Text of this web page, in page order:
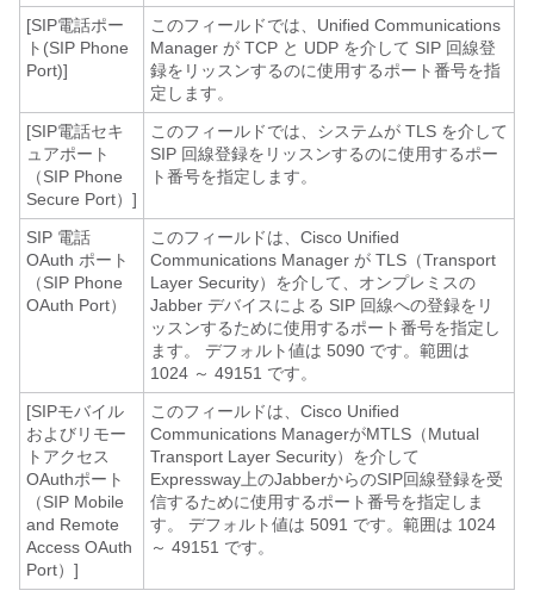
[SIP電話ポー
ト(SIP Phone
Port)]
このフィールドでは、 Unified Communications
Manager が TCP と UDP を介して SIP 回線登
録をリッスンするのに使用するポート番号を指
定します。
[SIP電話セキ
ュアポート
（SIP Phone
Secure Port）]
このフィールドでは、システムが TLS を介して
SIP 回線登録をリッスンするのに使用するポー
ト番号を指定します。
SIP 電話
OAuth ポート
（SIP Phone
OAuth Port）
このフィールドは、Cisco Unified
Communications Manager が TLS（Transport
Layer Security）を介して、オンプレミスの
Jabber デバイスによる SIP 回線への登録をリ
ッスンするために使用するポート番号を指定し
ます。 デフォルト値は 5090 です。範囲は
1024 ～ 49151 です。
[SIPモバイル
およびリモー
トアクセス
OAuthポート
（SIP Mobile
and Remote
Access OAuth
Port）]
このフィールドは、Cisco Unified
Communications ManagerがMTLS（Mutual
Transport Layer Security）を介して
Expressway上のJabberからのSIP回線登録を受
信するために使用するポート番号を指定しま
す。 デフォルト値は 5091 です。範囲は 1024
～ 49151 です。